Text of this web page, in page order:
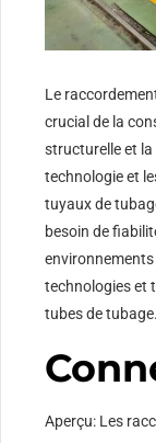
Le
crucial de la
structurelle et
technologie et
tuyaux de
besoin de
technologies et
tubes de tubage.
Aperçu: Les